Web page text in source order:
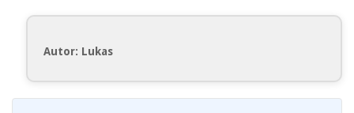
Autor: Lukas